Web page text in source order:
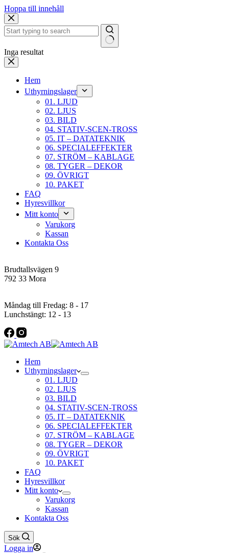
Hoppa till innehåll
Inga resultat
Hem
Uthyrningslager
01. LJUD
02. LJUS
03. BILD
04. STATIV-SCEN-TROSS
05. IT – DATATEKNIK
06. SPECIALEFFEKTER
07. STRÖM – KABLAGE
08. TYGER – DEKOR
09. ÖVRIGT
10. PAKET
FAQ
Hyresvillkor
Mitt konto
Varukorg
Kassan
Kontakta Oss
Brudtallsvägen 9
792 33 Mora
Måndag till Fredag: 8 - 17
Lunchstängt: 12 - 13
Hem
Uthyrningslager
01. LJUD
02. LJUS
03. BILD
04. STATIV-SCEN-TROSS
05. IT – DATATEKNIK
06. SPECIALEFFEKTER
07. STRÖM – KABLAGE
08. TYGER – DEKOR
09. ÖVRIGT
10. PAKET
FAQ
Hyresvillkor
Mitt konto
Varukorg
Kassan
Kontakta Oss
Sök
Logga in